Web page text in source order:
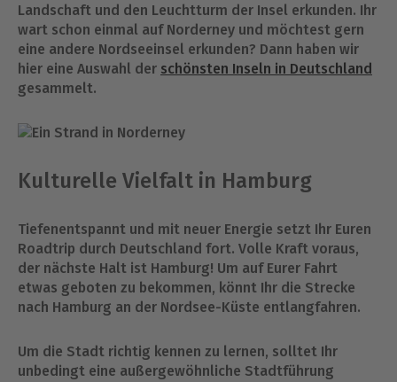
Landschaft und den Leuchtturm der Insel erkunden. Ihr
wart schon einmal auf Norderney und möchtest gern
eine andere Nordseeinsel erkunden? Dann haben wir
hier eine Auswahl der schönsten Inseln in Deutschland
gesammelt.
Kulturelle Vielfalt in Hamburg
Tiefenentspannt und mit neuer Energie setzt Ihr Euren
Roadtrip durch Deutschland fort. Volle Kraft voraus,
der nächste Halt ist Hamburg! Um auf Eurer Fahrt
etwas geboten zu bekommen, könnt Ihr die Strecke
nach Hamburg an der Nordsee-Küste entlangfahren.
Um die Stadt richtig kennen zu lernen, solltet Ihr
unbedingt eine außergewöhnliche Stadtführung